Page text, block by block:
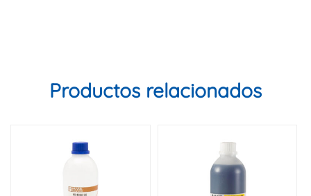
Productos relacionados